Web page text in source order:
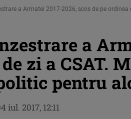
a Armatei 2017-2026, scos de pe
a
zi a CSAT.
pentru
iul. 2017, 12:11